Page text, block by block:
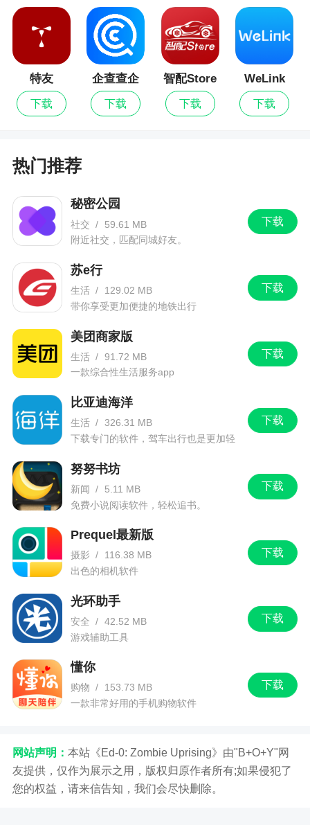
便利。本次带来看点云课堂下载
更新日志
v1.4.6 更新
1、学习页面更新，优化课程展示逻辑。
v1.4.1 更新
1、新增发票申请功能，在线即可提交发票信
息。
2、修复系统BUG，使用更加流畅。欢迎下载体
验！
特友
下载
企查查企
业信用查
询
下载
智配Store
下载
WeLink
下载
热门推荐
下载
秘密公园
社交 /
59.61 MB
附近社交，匹配同城好友。
下载
苏e行
生活 /
129.02 MB
带你享受更加便捷的地铁出行
下载
美团商家版
生活 / 91.72 MB
一款综合性生活服务app
下载
比亚迪海洋
生活 / 326.31 MB
下载专门的软件，驾车出行也是更加轻
下载
努努书坊
新闻 /
5.11 MB
免费小说阅读软件，轻松追书。
下载
Prequel最新版
摄影 /
116.38 MB
出色的相机软件
下载
光环助手
安全 / 42.52 MB
游戏辅助工具
下载
懂你
购物 /
153.73 MB
一款非常好用的手机购物软件
网站声明： 本站《Ed-0: Zombie Uprising》由"B+O+Y"网
友提供，仅作为展示之用，版权归原作者所有;如果侵犯了
您的权益，请来信告知，我们会尽快删除。